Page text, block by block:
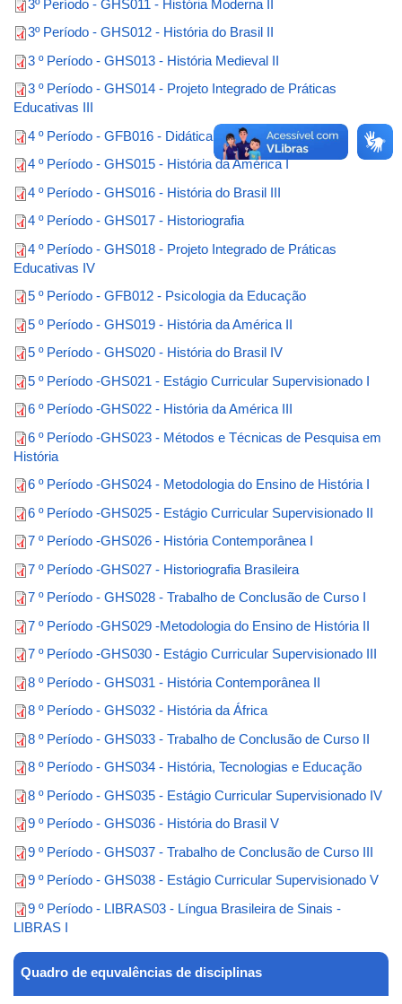
3º Período - GHS011 - História Moderna II
3º Período - GHS012 - História do Brasil II
3 º Período - GHS013 - História Medieval II
3 º Período - GHS014 - Projeto Integrado de Práticas
Educativas III
4 º Período - GFB016 - Didática Geral
4 º Período - GHS015 - História da América I
4 º Período - GHS016 - História do Brasil III
4 º Período - GHS017 - Historiografia
4 º Período - GHS018 - Projeto Integrado de Práticas
Educativas IV
5 º Período - GFB012 - Psicologia da Educação
5 º Período - GHS019 - História da América II
5 º Período - GHS020 - História do Brasil IV
5 º Período -GHS021 - Estágio Curricular Supervisionado I
6 º Período -GHS022 - História da América III
6 º Período -GHS023 - Métodos e Técnicas de Pesquisa em
História
6 º Período -GHS024 - Metodologia do Ensino de História I
6 º Período -GHS025 - Estágio Curricular Supervisionado II
7 º Período -GHS026 - História Contemporânea I
7 º Período -GHS027 - Historiografia Brasileira
7 º Período - GHS028 - Trabalho de Conclusão de Curso I
7 º Período -GHS029 -Metodologia do Ensino de História II
7 º Período -GHS030 - Estágio Curricular Supervisionado III
8 º Período - GHS031 - História Contemporânea II
8 º Período - GHS032 - História da África
8 º Período - GHS033 - Trabalho de Conclusão de Curso II
8 º Período - GHS034 - História, Tecnologias e Educação
8 º Período - GHS035 - Estágio Curricular Supervisionado IV
9 º Período - GHS036 - História do Brasil V
9 º Período - GHS037 - Trabalho de Conclusão de Curso III
9 º Período - GHS038 - Estágio Curricular Supervisionado V
9 º Período - LIBRAS03 - Língua Brasileira de Sinais -
LIBRAS I
Quadro de equvalências de disciplinas